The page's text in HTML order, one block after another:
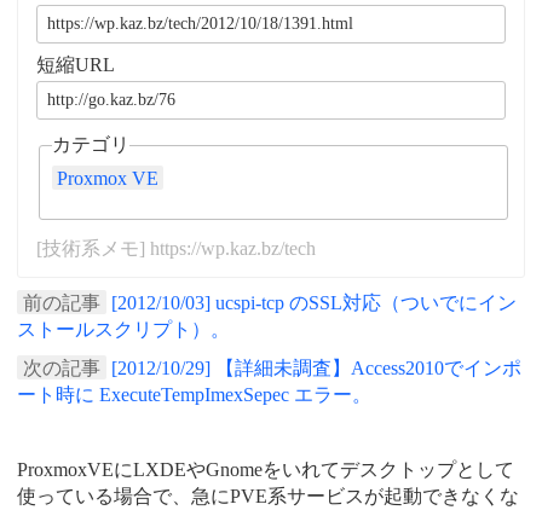
短縮URL
カテゴリ
Proxmox VE
[技術系メモ] https://wp.kaz.bz/tech
前の記事
[2012/10/03] ucspi-tcp のSSL対応（ついでにイン
ストールスクリプト）。
次の記事
[2012/10/29] 【詳細未調査】Access2010でインポ
ート時に ExecuteTempImexSepec エラー。
ProxmoxVEにLXDEやGnomeをいれてデスクトップとして
使っている場合で、急にPVE系サービスが起動できなくな